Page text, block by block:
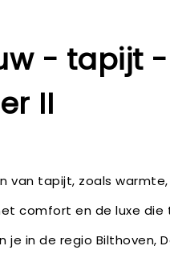
- tapijt -
II
van tapijt, zoals
comfort en de luxe
je in de regio Bilthoven,